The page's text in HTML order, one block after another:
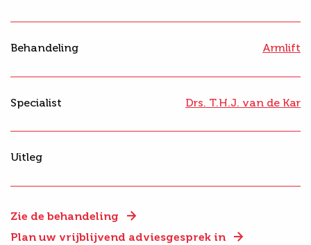
Zie de behandeling
Plan uw vrijblijvend adviesgesprek in
Behandeling Armlift
Specialist Drs. T.H.J. van de Kar
Uitleg